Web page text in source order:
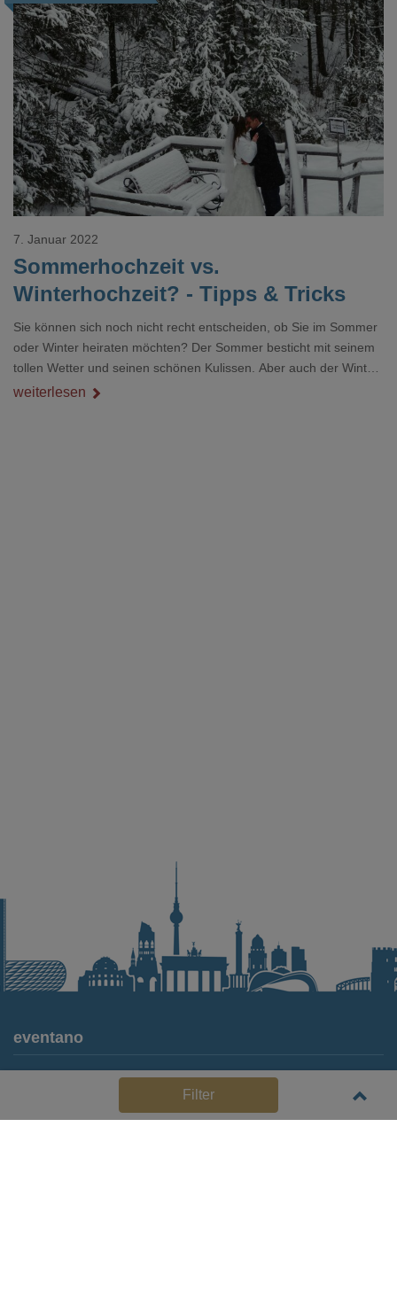
Filter
regelrechte
Sommerhochzeit vs.
Winterhochzeit? - Tipps & Tricks
7. Januar 2022
Sie können sich noch nicht recht entscheiden, ob Sie im Sommer
oder Winter heiraten möchten? Der Sommer besticht mit seinem
tollen Wetter und seinen schönen Kulissen. Aber auch der Winter
hat ebenso einiges zu bieten. Winterhochzeiten gehören definitiv
weiterlesen
eventano